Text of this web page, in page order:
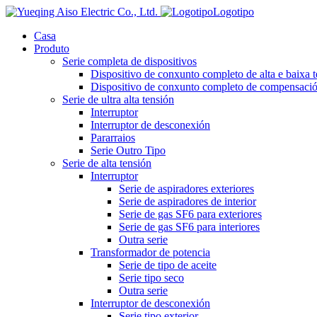
Logotipo
Casa
Produto
Serie completa de dispositivos
Dispositivo de conxunto completo de alta e baixa
Dispositivo de conxunto completo de
Serie de ultra alta tensión
Interruptor
Interruptor de desconexión
Pararraios
Serie Outro Tipo
Serie de alta tensión
Interruptor
Serie de aspiradores exteriores
Serie de aspiradores de interior
Serie de gas SF6 para exteriores
Serie de gas SF6 para interiores
Outra serie
Transformador de potencia
Serie de tipo de aceite
Serie tipo seco
Outra serie
Interruptor de desconexión